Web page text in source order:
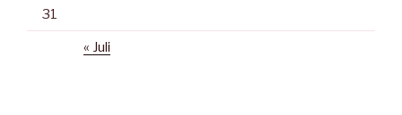
31
« Juli